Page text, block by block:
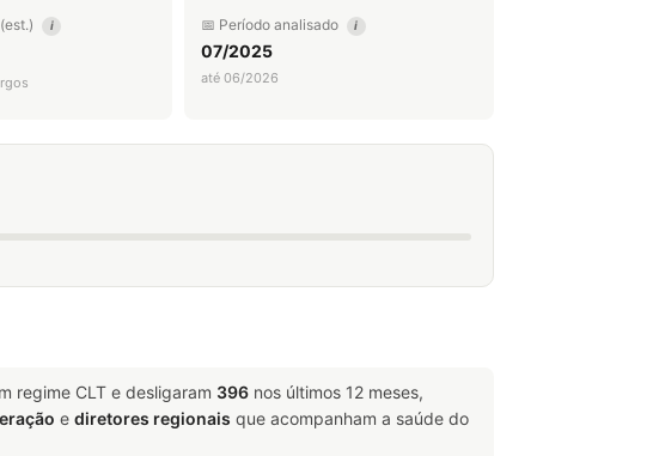
i 📅 Período analisado i
07/2025
até 06/2026
regime CLT e desligaram 396 nos últimos 12 meses,
e diretores regionais que acompanham a saúde do